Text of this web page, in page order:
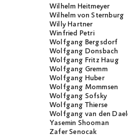
Wilhelm Heitmeyer
Wilhelm von Sternburg
Willy Hartner
Winfried Petri
Wolfgang Bergsdorf
Wolfgang Donsbach
Wolfgang Fritz Haug
Wolfgang Gremm
Wolfgang Huber
Wolfgang Mommsen
Wolfgang Sofsky
Wolfgang Thierse
Wolfgang van den Daele
Yasemin Shooman
Zafer Senocak